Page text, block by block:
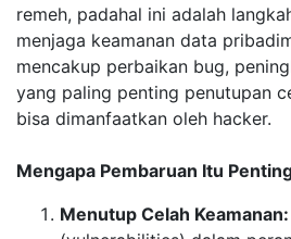
remeh, padahal ini adalah
menjaga keamanan data
mencakup perbaikan bug,
yang paling penting penutupan
bisa dimanfaatkan oleh hacker.
Mengapa Pembaruan Itu
Menutup Celah Keamanan: